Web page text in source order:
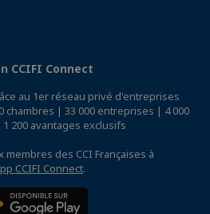
CCIFI Connect
au 1er réseau privé d'entreprises
chambres | 33 000 entreprises | 4 000
200 avantages exclusifs
des CCI Françaises à
CCIFI Connect.